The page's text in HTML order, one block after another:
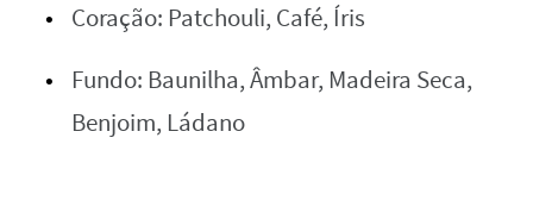
Coração: Patchouli, Café, Íris
Fundo: Baunilha, Âmbar, Madeira Seca,
Benjoim, Ládano